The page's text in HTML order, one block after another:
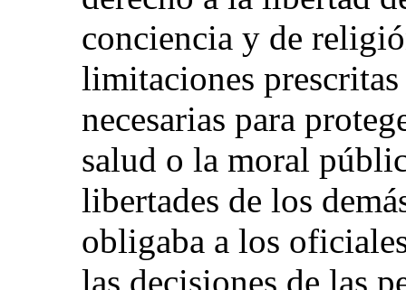
conciencia y de
limitaciones
necesarias para
salud o la moral
libertades de los
obligaba a los
las decisiones de las